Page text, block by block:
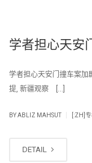
学者担心天安
学者担心天安门撞车案
提, 新疆观察 […]
BYABLIZ MAHSUT [:ZH]
DETAIL